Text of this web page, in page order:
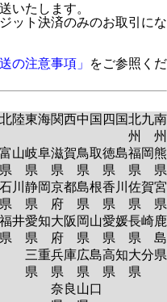
いたします。
ット決済のみのお取引にな
の注意事項」
をご参照くだ
北陸東海関西中国 四国北九
州
州
富山
県
石川
県
福井
県
岐阜
県
静岡
県
愛知
県
三重
県
滋賀
県
京都
府
大阪
府
兵庫
県
奈良
鳥取
県
島根
県
岡山
県
広島
県
山口
徳島
県
香川
県
愛媛
県
高知
県
福岡
県
佐賀
県
長崎
県
大分
県
島